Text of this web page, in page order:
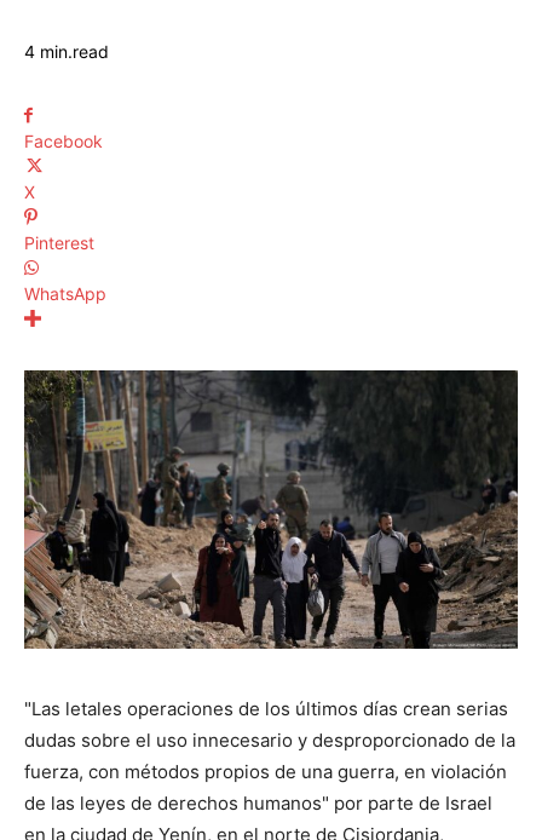
4 min.read
Facebook
X
Pinterest
WhatsApp
"Las letales operaciones de los últimos días crean serias
dudas sobre el uso innecesario y desproporcionado de la
fuerza, con métodos propios de una guerra, en violación
de las leyes de derechos humanos" por parte de Israel
en la ciudad de Yenín, en el norte de Cisjordania,